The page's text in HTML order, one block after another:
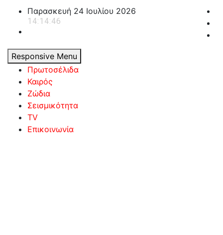
content
Παρασκευή 24 Ιουλίου 2026
14:14:47
Responsive Menu
Πρωτοσέλιδα
Καιρός
Ζώδια
Σεισμικότητα
TV
Επικοινωνία